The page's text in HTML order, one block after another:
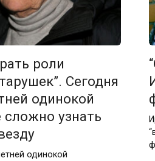
роли
Сегодня
одинокой
сложно узнать
одинокой